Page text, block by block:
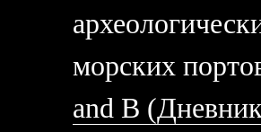
морских
and B